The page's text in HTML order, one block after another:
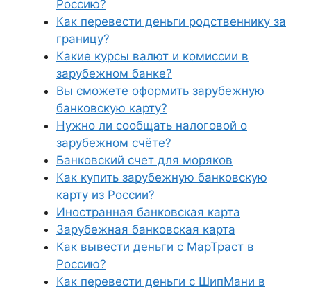
Россию?
Как перевести деньги родственнику за
границу?
Какие курсы валют и комиссии в
зарубежном банке?
Вы сможете оформить зарубежную
банковскую карту?
Нужно ли сообщать налоговой о
зарубежном счёте?
Банковский счет для моряков
Как купить зарубежную банковскую
карту из России?
Иностранная банковская карта
Зарубежная банковская карта
Как вывести деньги с МарТраст в
Россию?
Как перевести деньги с ШипМани в